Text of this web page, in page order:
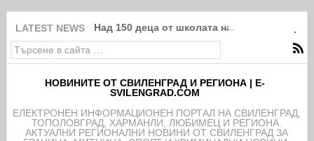
LATEST NEWS Над 150 деца от школата на ФК
НОВИНИТЕ ОТ СВИЛЕНГРАД И РЕГИОНА | E-
SVILENGRAD.COM
EЛЕКТРОНЕН ИНФОРМАЦИОНЕН ПОРТАЛ НА СВИЛЕНГРАД,
ТОПОЛОВГРАД, ХАРМАНЛИ, ЛЮБИМЕЦ И РЕГИОНА.
АКТУАЛНИ РЕГИОНАЛНИ НОВИНИ ОТ СВИЛЕНГРАД ЗА